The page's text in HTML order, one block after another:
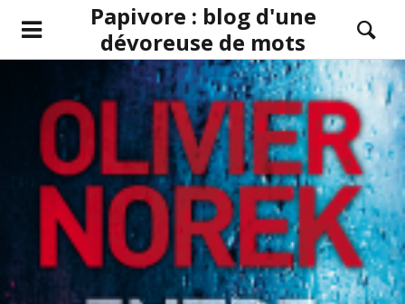
Papivore : blog d'une
dévoreuse de mots